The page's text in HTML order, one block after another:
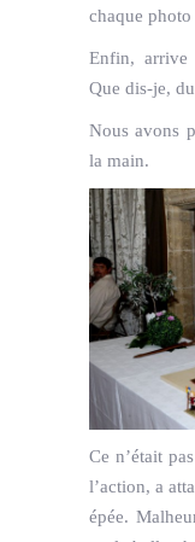
chaque
Enfin,
Que dis-je,
Nous avons
la main.
Ce n’était
l’action, a
épée.